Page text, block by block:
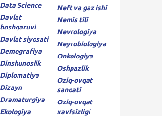
Data Science
Davlat
boshqaruvi
Davlat siyosati
Demografiya
Dinshunoslik
Diplomatiya
Dizayn
Dramaturgiya
Ekologiya
Neft va gaz ishi
Nemis tili
Nevrologiya
Neyrobiologiya
Onkologiya
Oshpazlik
Oziq-ovqat
sanoati
Oziq-ovqat
xavfsizligi